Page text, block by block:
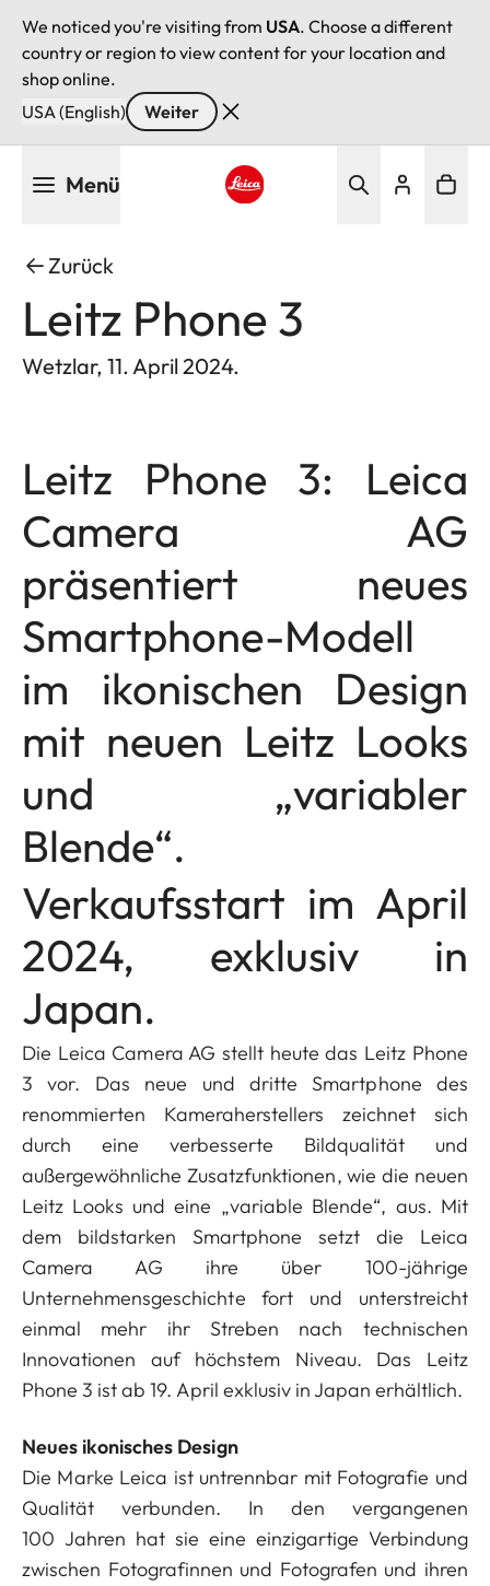
We noticed you're visiting from USA. Choose a different
country or region to view content for your location and
shop online.
USA (English)
Weiter
Menü
Zurück
Leitz Phone 3
Wetzlar, 11. April 2024.
Leitz Phone 3: Leica
Camera AG
präsentiert neues
Smartphone-Modell
im ikonischen Design
mit neuen Leitz Looks
und „variabler
Blende“.
Verkaufsstart im April
2024, exklusiv in
Japan.
Die Leica Camera AG stellt heute das Leitz Phone
3 vor. Das neue und dritte Smartphone des
renommierten Kameraherstellers zeichnet sich
durch eine verbesserte Bildqualität und
außergewöhnliche Zusatzfunktionen, wie die neuen
Leitz Looks und eine „variable Blende“, aus. Mit
dem bildstarken Smartphone setzt die Leica
Camera AG ihre über 100-jährige
Unternehmensgeschichte fort und unterstreicht
einmal mehr ihr Streben nach technischen
Innovationen auf höchstem Niveau. Das Leitz
Phone 3 ist ab 19. April exklusiv in Japan erhältlich.
Neues ikonisches Design
Die Marke Leica ist untrennbar mit Fotografie und
Qualität verbunden. In den vergangenen
100 Jahren hat sie eine einzigartige Verbindung
zwischen Fotografinnen und Fotografen und ihren